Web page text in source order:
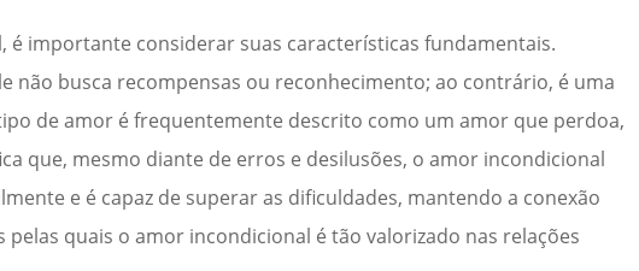
importante considerar suas características fundamentais.
não busca recompensas ou reconhecimento; ao contrário, é uma
de amor é frequentemente descrito como um amor que perdoa,
que, mesmo diante de erros e desilusões, o amor incondicional
e é capaz de superar as dificuldades, mantendo a conexão
pelas quais o amor incondicional é tão valorizado nas relações